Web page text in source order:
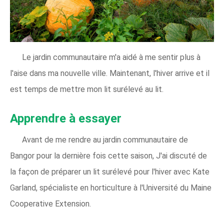
Le jardin communautaire m'a aidé à me sentir plus à
l'aise dans ma nouvelle ville. Maintenant, l'hiver arrive et il
est temps de mettre mon lit surélevé au lit.
Apprendre à essayer
Avant de me rendre au jardin communautaire de
Bangor pour la dernière fois cette saison, J'ai discuté de
la façon de préparer un lit surélevé pour l'hiver avec Kate
Garland, spécialiste en horticulture à l'Université du Maine
Cooperative Extension.